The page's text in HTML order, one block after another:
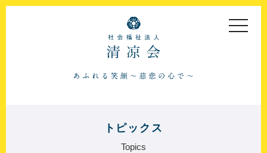
toggle
トピックス
Topics